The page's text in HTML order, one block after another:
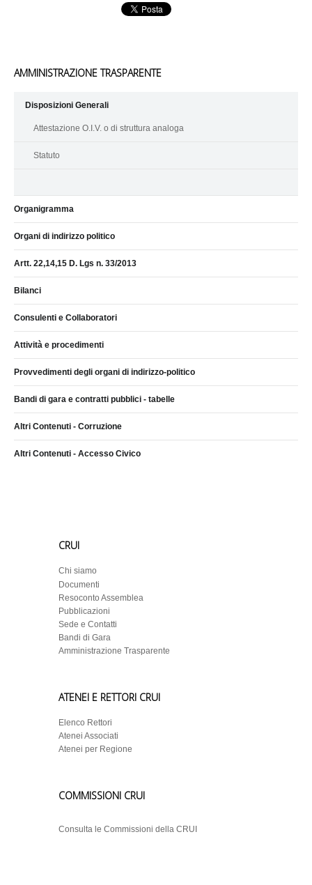
AMMINISTRAZIONE TRASPARENTE
Disposizioni Generali
Attestazione O.I.V. o di struttura analoga
Statuto
Organigramma
Organi di indirizzo politico
Artt. 22,14,15 D. Lgs n. 33/2013
Bilanci
Consulenti e Collaboratori
Attività e procedimenti
Provvedimenti degli organi di indirizzo-politico
Bandi di gara e contratti pubblici - tabelle
Altri Contenuti - Corruzione
Altri Contenuti - Accesso Civico
CRUI
Chi siamo
Documenti
Resoconto Assemblea
Pubblicazioni
Sede e Contatti
Bandi di Gara
Amministrazione Trasparente
ATENEI E RETTORI CRUI
Elenco Rettori
Atenei Associati
Atenei per Regione
COMMISSIONI CRUI
Consulta le Commissioni della CRUI